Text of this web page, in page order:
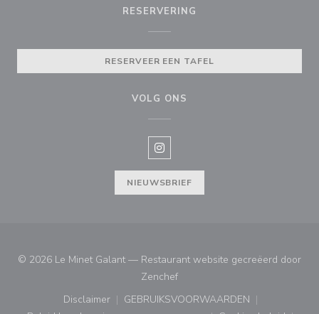
RESERVERING
RESERVEER EEN TAFEL
VOLG ONS
Instagram ((opent in een nieuw
NIEUWSBRIEF
© 2026 Le Minet Galant — Restaurant website gecreëerd door
Zenchef((opent in een nieuw venster))
Disclaimer
((opent in een nieuw venster))
GEBRUIKSVOORWAARDEN
((opent in een nieuw